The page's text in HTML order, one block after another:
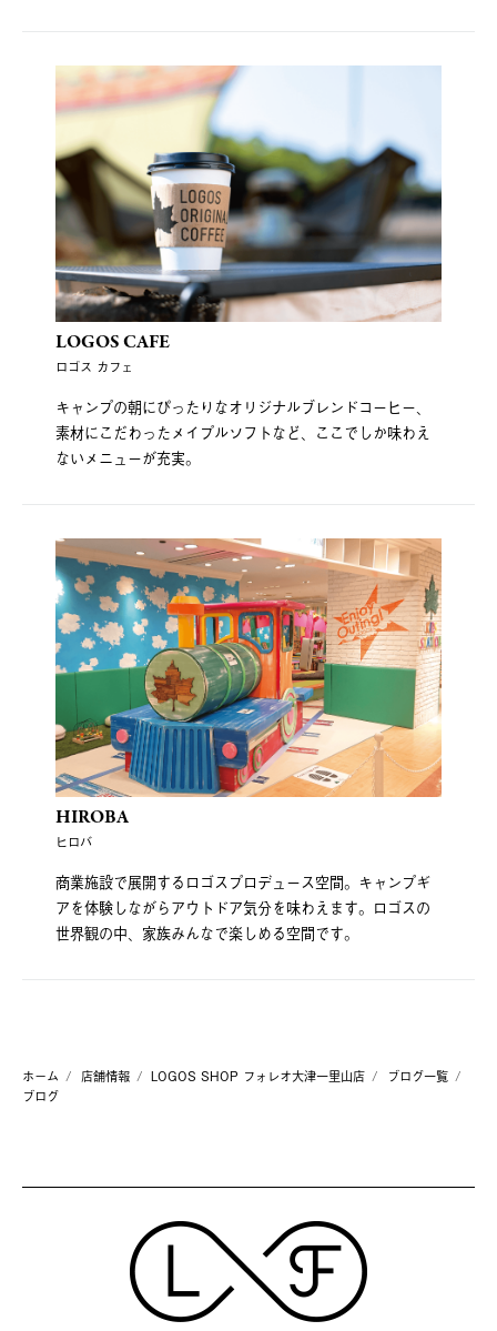
LOGOS CAFE
ロゴス カフェ
キャンプの朝にぴったりなオリジナルブレンドコーヒー、
素材にこだわったメイプルソフトなど、ここでしか味わえ
ないメニューが充実。
HIROBA
ヒロバ
商業施設で展開するロゴスプロデュース空間。キャンプギ
アを体験しながらアウトドア気分を味わえます。ロゴスの
世界観の中、家族みんなで楽しめる空間です。
ホーム 店舗情報 LOGOS SHOP フォレオ大津一里山店
ブログ一覧
ブログ